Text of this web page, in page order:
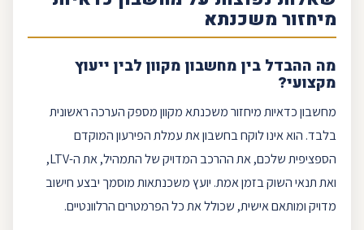
מיחזור משכנתא
מה ההבדל בין מחשבון מקוון לבין ייעוץ
מקצועי?
מחשבון כדאיות מיחזור משכנתא מקוון מספק הערכה ראשונית
בלבד. הוא אינו לוקח בחשבון את עמלת הפירעון המוקדם
הספציפית שלכם, את ההרכב המדויק של התמהיל, את ה-LTV
,
ואת תנאי השוק בזמן אמת. יועץ משכנתאותמוסמך יבצע חישוב
מדויק ומותאם אישית, שכולל את כל הפרמטרים הרלוונטיים.